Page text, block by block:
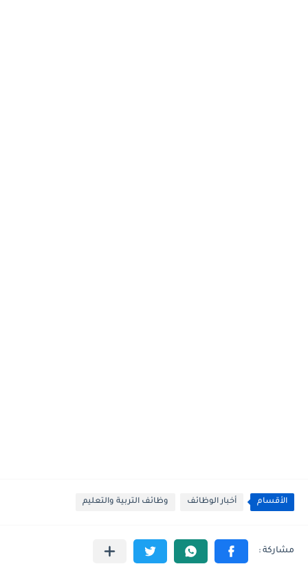
الأقسام أخبار الوظائف وظائف التربية والتعليم